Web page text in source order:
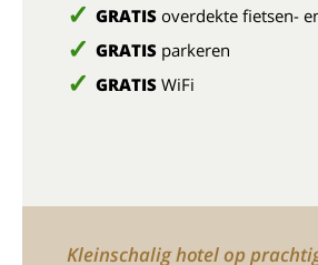
GRATIS overdekte fietsen-
GRATIS parkeren
GRATIS WiFi
Kleinschalig hotel op